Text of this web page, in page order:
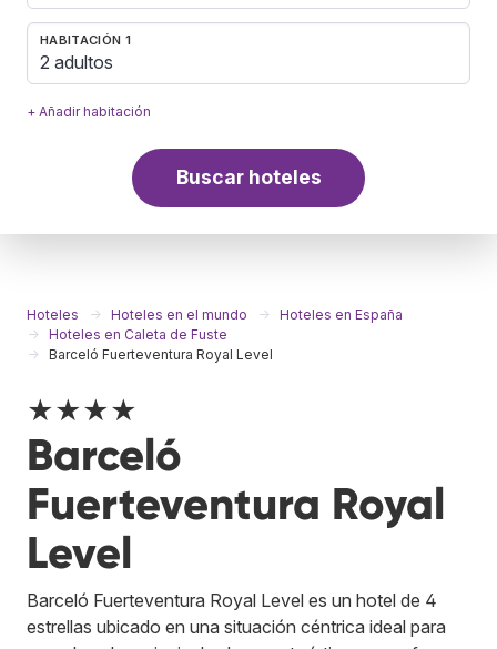
HABITACIÓN 1
2 adultos
+ Añadir habitación
Buscar hoteles
Hoteles Hoteles en el mundo
Hoteles en España
Hoteles en Caleta de Fuste
Barceló Fuerteventura Royal Level
★★★★
Barceló
Fuerteventura Royal
Level
Barceló Fuerteventura Royal Level es un hotel de 4
estrellas ubicado en una situación céntrica ideal para